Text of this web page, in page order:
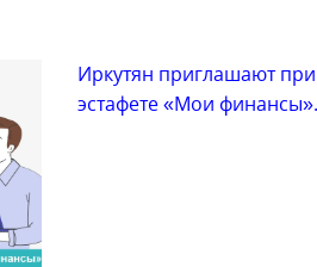
Иркутян приглашают
эстафете «Мои финансы».